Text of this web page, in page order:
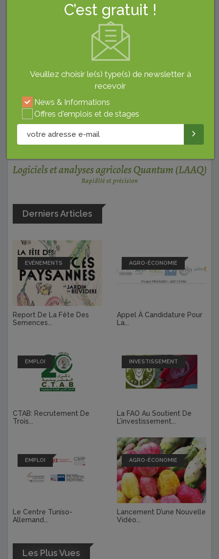
recevoir
News & Informations
Offres d'emplois et de stages
Pub
Derniers Articles
EVÉNEMENTS
Report De La Fête Des
Semences...
AGRO-ÉCONOMIE
Appel À Candidature Pour
La...
EMPLOI
CTAB: Recrutement De
Trois...
INVESTISSEMENT
La FAO Au Soutient De
L’investissement...
EMPLOI
Le Centre Tuniso-
Allemand...
AGRO-ÉCONOMIE
Lancement D’une Nouvelle
Vidéo...
Les Plus Vues
C’est gratuit !
Veuillez choisir le(s) type(s) de newsletter à
recevoir
News & Informations
Offres d'emplois et de stages